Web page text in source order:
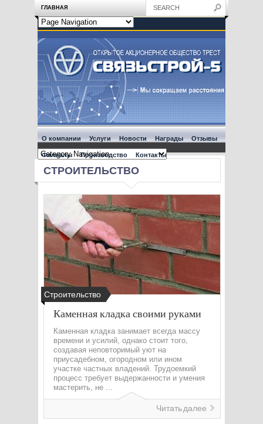
ГЛАВНАЯ
О компании Услуги Новости Награды Отзывы
Филиалы Производство Контакты
СТРОИТЕЛЬСТВО
Строительство
Каменная кладка своими руками
Каменная кладка занимает всегда массу
времени и усилий, однако стоит того,
создавая неповторимый уют на
приусадебном, огородном или ином
участке частных владений. Трудоемкий
процесс требует выдержанности и умения
мастерить, не ...
Читать далее